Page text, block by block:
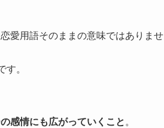
愛用語そのままの意味ではありませ
す。
感情にも広がっていくこと 。